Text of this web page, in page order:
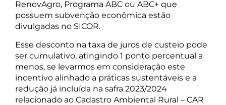
RenovAgro, Programa ABC ou ABC+ que
possuem subvenção econômica estão
divulgadas no SICOR.
Esse desconto na taxa de juros de custeio pode
ser cumulativo, atingindo 1 ponto percentual a
menos, se levarmos em consideração este
incentivo alinhado a práticas sustentáveis e a
redução já incluída na safra 2023/2024
relacionado ao Cadastro Ambiental Rural – CAR